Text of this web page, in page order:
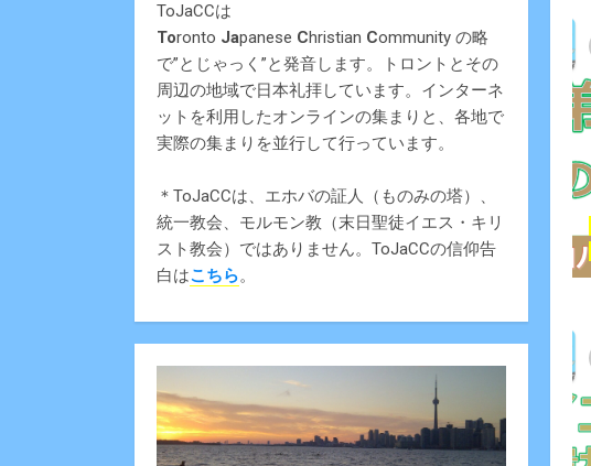
ToJaCCは
Toronto Japanese Christian Community の略
で”とじゃっく”と発音します。トロントとその
周辺の地域で日本礼拝しています。インターネ
ットを利用したオンラインの集まりと、各地で
実際の集まりを並行して行っています。
＊ToJaCCは、エホバの証人（ものみの塔）、
統一教会、モルモン教（末日聖徒イエス・キリ
スト教会）ではありません。ToJaCCの信仰告
白はこちら。